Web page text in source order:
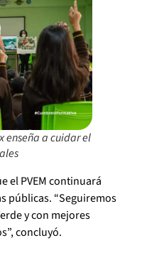
enseña a cuidar el
el PVEM continuará
públicas. “Seguiremos
y con mejores
concluyó.